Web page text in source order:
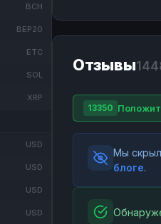
BCH
BEP20
ETC
SOL
XRP
USD
USD
USD
USD
Отзывы
13350
Мы
блоге.